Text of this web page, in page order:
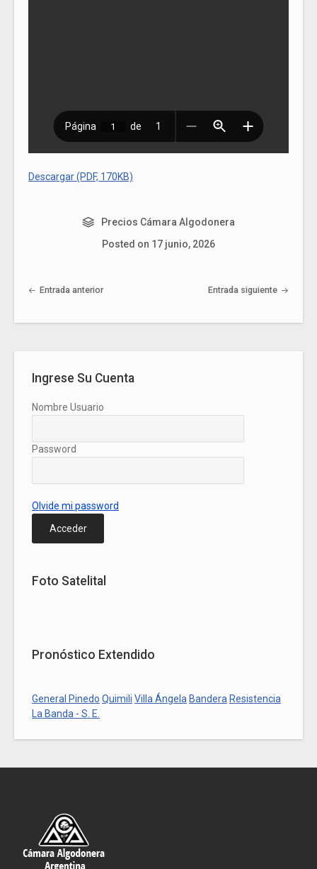
Descargar (PDF, 170KB)
Precios Cámara Algodonera
Posted on 17 junio, 2026
Post navigation
Entrada anterior Entrada siguiente
Ingrese Su Cuenta
Nombre Usuario
Password
Olvide mi password
Acceder
Foto Satelital
Pronóstico Extendido
General Pinedo Quimili Villa Ángela Bandera Resistencia
La Banda - S. E.